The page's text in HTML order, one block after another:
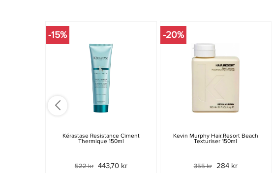
-15%
Kérastase Resistance Ciment
Thermique 150ml
522 kr 443,70 kr
-20%
Kevin Murphy Hair.Resort Beach
Texturiser 150ml
355 kr 284 kr